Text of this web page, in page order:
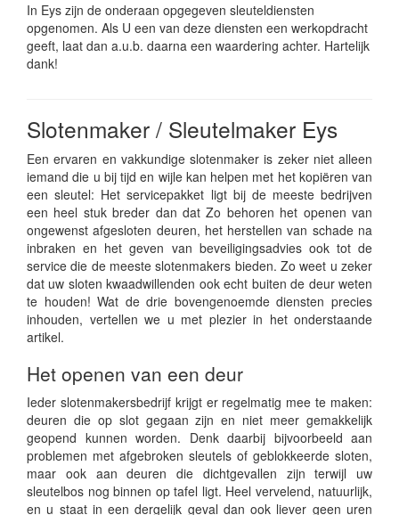
In Eys zijn de onderaan opgegeven sleuteldiensten
opgenomen. Als U een van deze diensten een werkopdracht
geeft, laat dan a.u.b. daarna een waardering achter. Hartelijk
dank!
Slotenmaker / Sleutelmaker Eys
Een ervaren en vakkundige slotenmaker is zeker niet alleen
iemand die u bij tijd en wijle kan helpen met het kopiëren van
een sleutel: Het servicepakket ligt bij de meeste bedrijven
een heel stuk breder dan dat Zo behoren het openen van
ongewenst afgesloten deuren, het herstellen van schade na
inbraken en het geven van beveiligingsadvies ook tot de
service die de meeste slotenmakers bieden. Zo weet u zeker
dat uw sloten kwaadwillenden ook echt buiten de deur weten
te houden! Wat de drie bovengenoemde diensten precies
inhouden, vertellen we u met plezier in het onderstaande
artikel.
Het openen van een deur
Ieder slotenmakersbedrijf krijgt er regelmatig mee te maken:
deuren die op slot gegaan zijn en niet meer gemakkelijk
geopend kunnen worden. Denk daarbij bijvoorbeeld aan
problemen met afgebroken sleutels of geblokkeerde sloten,
maar ook aan deuren die dichtgevallen zijn terwijl uw
sleutelbos nog binnen op tafel ligt. Heel vervelend, natuurlijk,
en u staat in een dergelijk geval dan ook liever geen uren